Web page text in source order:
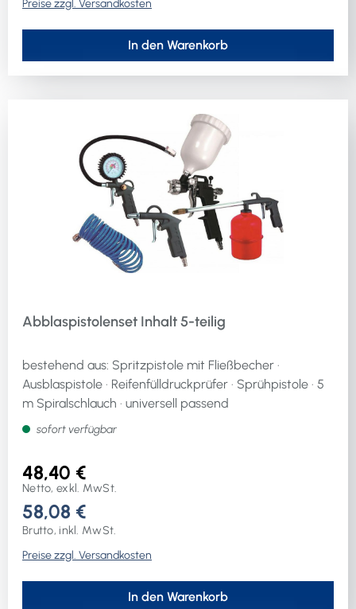
Preise zzgl. Versandkosten
In den Warenkorb
Abblaspistolenset Inhalt 5-teilig
bestehend aus: Spritzpistole mit Fließbecher ·
Ausblaspistole · Reifenfülldruckprüfer · Sprühpistole · 5
m Spiralschlauch · universell passend
sofort verfügbar
48,40 €
Netto, exkl. MwSt.
58,08 €
Brutto, inkl. MwSt.
Preise zzgl. Versandkosten
In den Warenkorb